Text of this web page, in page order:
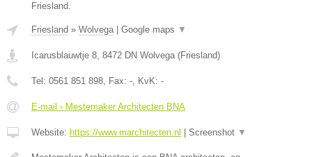
Friesland.
Friesland » Wolvega| Google maps ▼
Icarusblauwtje 8, 8472 DN Wolvega(Friesland)
Tel: 0561 851 898, Fax: -, KvK: -
E-mail › Mestemaker Architecten BNA
Website: https://www.marchitecten.nl Screenshot ▼